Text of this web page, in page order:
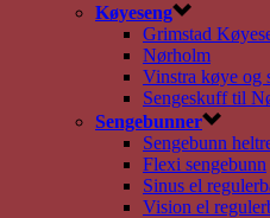
Køyeseng
Grimstad
Nørholm
Vinstra køye og
Sengeskuff til
Sengebunner
Sengebunn
Flexi sengebunn
Sinus el
Vision el